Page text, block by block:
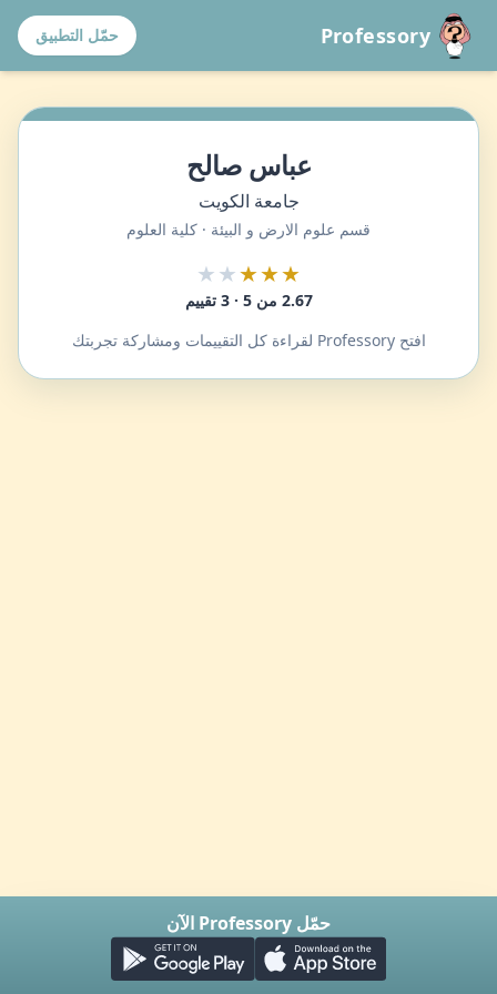
Professory حمّل التطبيق
عباس صالح
جامعة الكويت
قسم علوم الارض و البيئة · كلية العلوم
★★★
★★
2.67 من 5 · 3 تقييم
افتح Professory لقراءة كل التقييمات ومشاركة تجربتك
حمّل Professory الآن